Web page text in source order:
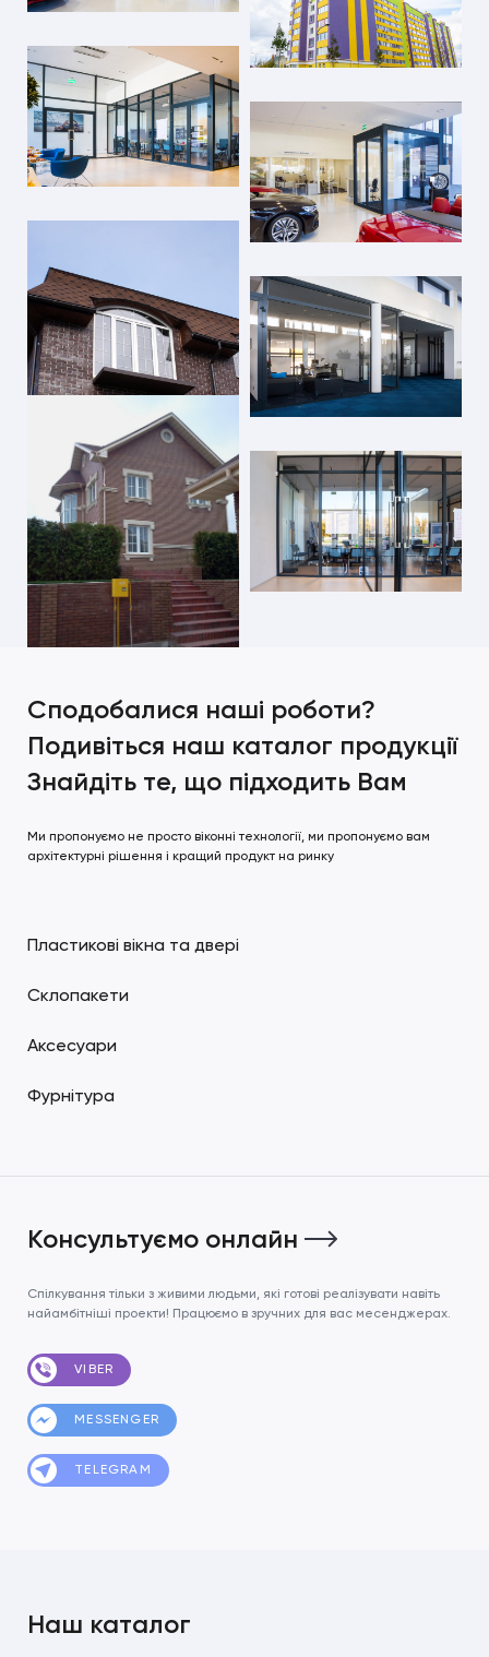
Сподобалися наші роботи?
Подивіться наш каталог продукції
Знайдіть те, що підходить Вам
Ми пропонуємо не просто віконні технології, ми пропонуємо вам
архітектурні рішення і кращий продукт на ринку
Пластикові вікна та двері
Склопакети
Аксесуари
Фурнітура
Консультуємо онлайн
Спілкування тільки з живими людьми, які готові реалізувати навіть
найамбітніші проекти! Працюємо в зручних для вас месенджерах.
VIBER
MESSENGER
TELEGRAM
Наш каталог